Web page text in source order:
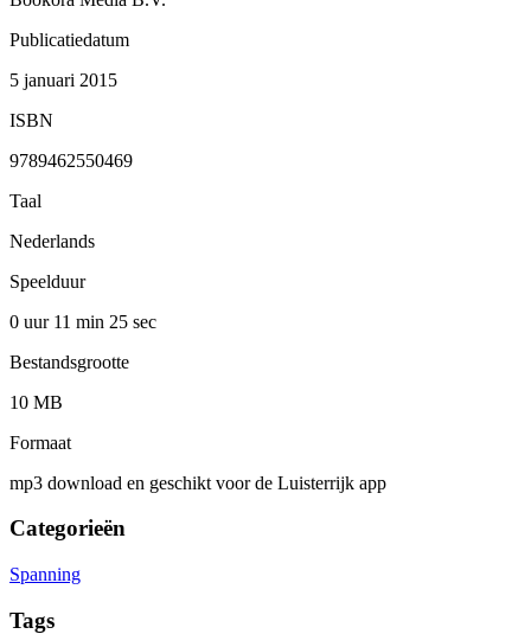
Publicatiedatum
5 januari 2015
ISBN
9789462550469
Taal
Nederlands
Speelduur
0 uur 11 min 25 sec
Bestandsgrootte
10 MB
Formaat
mp3 download en geschikt voor de Luisterrijk app
Categorieën
Spanning
Tags